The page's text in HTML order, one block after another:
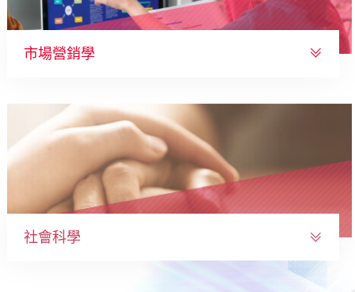
市場營銷學
社會科學